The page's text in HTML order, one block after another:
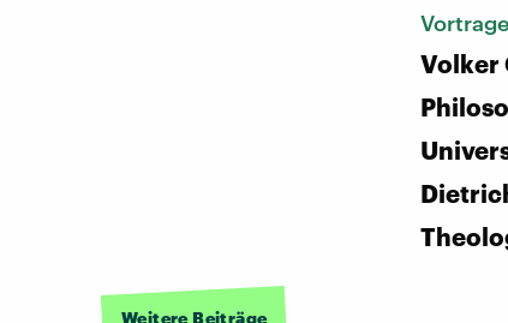
Volker
Weitere Beiträge